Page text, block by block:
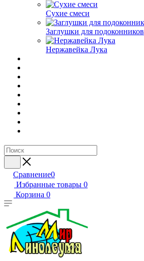
Сухие смеси
Заглушки для подоконников
Нержавейка Лука
Сравнение0
Избранные товары 0
Корзина 0